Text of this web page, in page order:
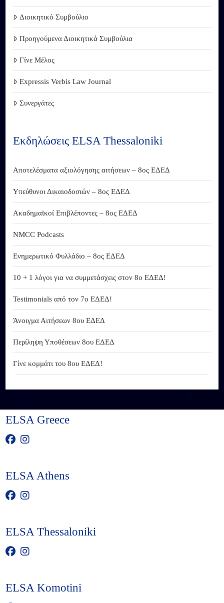
Διοικητικό Συμβούλιο
Προηγούμενα Διοικητικά Συμβούλια
Γίνε Μέλος
Expressis Verbis Law Journal
Συνεργάτες
Εκδηλώσεις ELSA Thessaloniki
Αποτελέσματα αξιολόγησης αιτήσεων – 8ος ΕΔΕΔ
Υπεύθυνοι Δικαιοδοσιών – 8ος ΕΔΕΔ
Ακαδημαϊκοί Επιβλέποντες – 8ος ΕΔΕΔ
NMCC Podcasts
Ενημερωτικό Φυλλάδιο – 8ος ΕΔΕΔ
10 + 1 λόγοι για να συμμετάσχεις στον 8ο ΕΔΕΔ!
Testimonials από τον 7ο ΕΔΕΔ!
Άνοιγμα Αιτήσεων 8ου ΕΔΕΔ
Περίληψη Υποθέσεων 8ου ΕΔΕΔ
Γίνε κομμάτι του 8ου ΕΔΕΔ!
ELSA Greece
ELSA Athens
ELSA Thessaloniki
ELSA Komotini